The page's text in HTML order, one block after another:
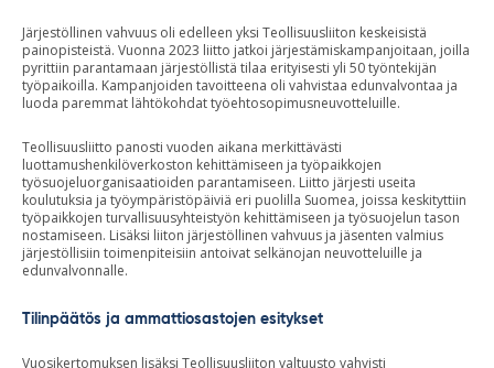
Järjestöllinen vahvuus oli edelleen yksi Teollisuusliiton keskeisistä
painopisteistä. Vuonna 2023 liitto jatkoi järjestämiskampanjoitaan, joilla
pyrittiin parantamaan järjestöllistä tilaa erityisesti yli 50 työntekijän
työpaikoilla. Kampanjoiden tavoitteena oli vahvistaa edunvalvontaa ja
luoda paremmat lähtökohdat työehtosopimusneuvotteluille.
Teollisuusliitto panosti vuoden aikana merkittävästi
luottamushenkilöverkoston kehittämiseen ja työpaikkojen
työsuojeluorganisaatioiden parantamiseen. Liitto järjesti useita
koulutuksia ja työympäristöpäiviä eri puolilla Suomea, joissa keskityttiin
työpaikkojen turvallisuusyhteistyön kehittämiseen ja työsuojelun tason
nostamiseen. Lisäksi liiton järjestöllinen vahvuus ja jäsenten valmius
järjestöllisiin toimenpiteisiin antoivat selkänojan neuvotteluille ja
edunvalvonnalle.
Tilinpäätös ja ammattiosastojen esitykset
Vuosikertomuksen lisäksi Teollisuusliiton valtuusto vahvisti